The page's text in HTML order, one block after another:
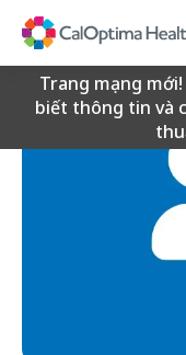
ContentTrang mạng
biết thông tin và